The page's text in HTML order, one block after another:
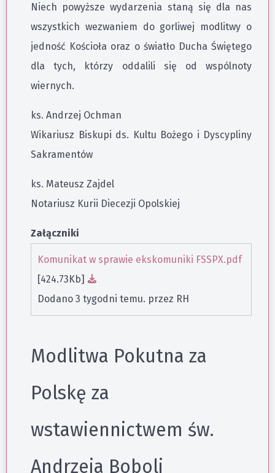
Niech powyższe wydarzenia staną się dla nas
wszystkich wezwaniem do gorliwej modlitwy o
jedność Kościoła oraz o światło Ducha Świętego
dla tych, którzy oddalili się od wspólnoty
wiernych.
ks. Andrzej Ochman
Wikariusz Biskupi ds. Kultu Bożego i Dyscypliny
Sakramentów
ks. Mateusz Zajdel
Notariusz Kurii Diecezji Opolskiej
Załączniki
Komunikat w sprawie ekskomuniki FSSPX.pdf
[424.73Kb]
Dodano 3 tygodni temu. przez RH
Modlitwa Pokutna za
Polskę za
wstawiennictwem św.
Andrzeja Boboli